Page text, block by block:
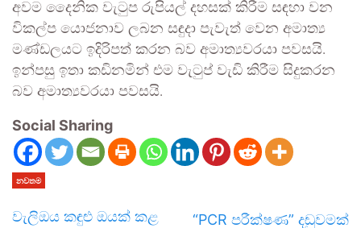
අවම දෛනික වැටුප රුපියල් දහසක් කිරීම සඳහා වන
විකල්ප යොජනාව ලබන සඳුදා පැවැත් වෙන අමාත්‍ය
මණ්ඩලයට ඉදිරිපත් කරන බව අමාත්‍යවරයා පවසයි.
ඉන්පසු ඉතා කඩිනමින් එම වැටුප් වැඩි කිරීම සිදුකරන
බව අමාත්‍යවරයා පවසයි.
Social Sharing
නවතම
වැලිඔය කඳුළු ඔයක් කළ
“PCR පරීක්ෂණ” දඬුවමක්